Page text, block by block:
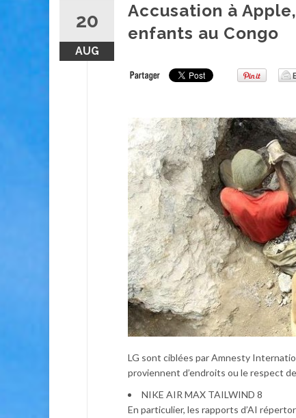
20
AUG
Accusation à
enfants au Congo
LG sont ciblées par Amnesty
proviennent d’endroits ou le respect
NIKE AIR MAX TAILWIND 8
En particulier, les rapports d’AI